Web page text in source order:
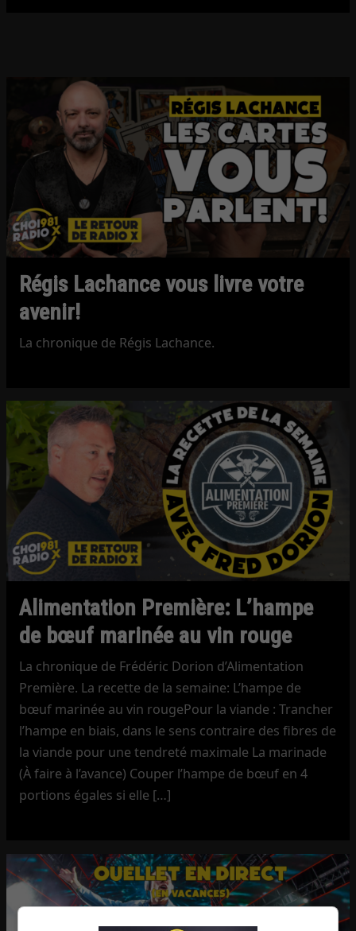
Régis Lachance vous livre votre
avenir!
La chronique de Régis Lachance.
Alimentation Première: L’hampe
de bœuf marinée au vin rouge
La chronique de Frédéric Dorion d’Alimentation
Première. La recette de la semaine: L’hampe de
bœuf marinée au vin rougePour la viande : Trancher
l’hampe en biais, dans le sens contraire des fibres de
la viande pour une tendreté maximale La marinade
(À faire à l’avance) Couper l’hampe de bœuf en 4
portions égales si elle […]